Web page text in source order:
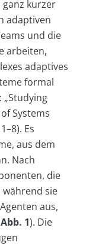
ganz kurzer
adaptiven
und die
arbeiten,
adaptives
formal
„Studying
Systems
Es
aus dem
Nach
die
sie
aus,
Abb. 1). Die